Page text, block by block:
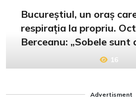
Bucureștiul, un oraș
respirația la propriu.
Berceanu: „Sobele sunt
16
Advertisment